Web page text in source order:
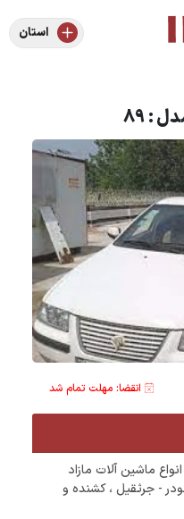
استان
: 89
انقضا: مهلت تمام شد
از 290 دستگاه انواع ماشین آلات مازاد
لودر - جرثقیل ، کشنده و